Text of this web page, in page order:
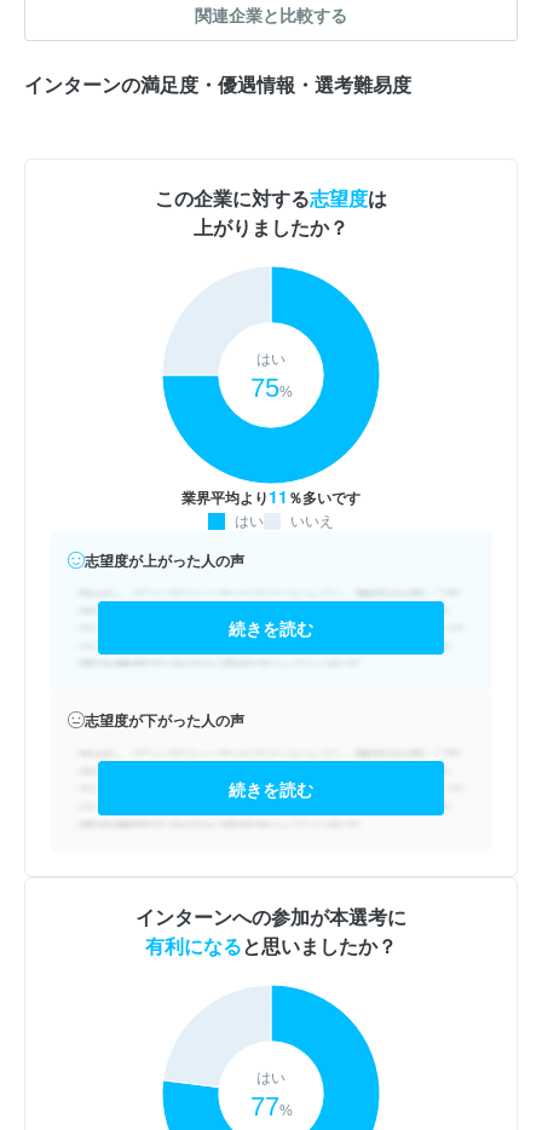
関連企業と比較する
インターンの満足度・優遇情報・選考難易度
この企業に対する志望度は
上がりましたか？
業界平均より11 ％多いです
はい
75%
はい いいえ
志望度が上がった人の声
続きを読む
志望度が下がった人の声
続きを読む
インターンへの参加が本選考に
有利になると思いましたか？
はい
77%